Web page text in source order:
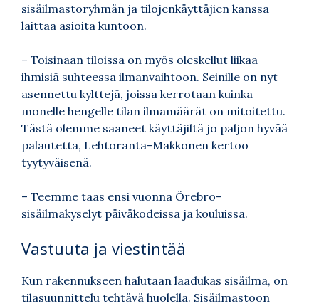
sisäilmastoryhmän ja tilojenkäyttäjien kanssa
laittaa asioita kuntoon.
– Toisinaan tiloissa on myös oleskellut liikaa
ihmisiä suhteessa ilmanvaihtoon. Seinille on nyt
asennettu kylttejä, joissa kerrotaan kuinka
monelle hengelle tilan ilmamäärät on mitoitettu.
Tästä olemme saaneet käyttäjiltä jo paljon hyvää
palautetta, Lehtoranta-Makkonen kertoo
tyytyväisenä.
– Teemme taas ensi vuonna Örebro-
sisäilmakyselyt päiväkodeissa ja kouluissa.
Vastuuta ja viestintää
Kun rakennukseen halutaan laadukas sisäilma, on
tilasuunnittelu tehtävä huolella. Sisäilmastoon